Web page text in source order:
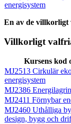
energisystem
En av de villkorligt
Villkorligt
Kursens kod
MJ2513 Cirkulär
energisystem
MJ2386
MJ2411 Förnybar
MJ2460 Uthålliga
design, bygg och